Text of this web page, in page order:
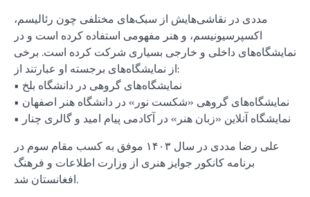
مددی در نقاشی‌هایش از سبک‌های مختلفی چون رئالیسم،
اکسپرسیونیسم، و هنر مفهومی استفاده کرده است و در
نمایشگاه‌های داخلی و خارجی بسیاری شرکت کرده است. برخی
از نمایشگاه‌های برجسته او عبارتند از:
• نمایشگاه‌های گروهی در دانشگاه بلخ
• نمایشگاه‌های گروهی «شکست نور» در دانشگاه هنر اصفهان
• نمایشگاه آنلاین «زبان هنر» در آکادمی پیام امید و گالری چنار
علی رضا مددی در سال ۱۴۰۳ موفق به کسب مقام سوم در
برنامه کانکور جوایز هنری از وزارت اطلاعات و فرهنگ
افغانستان شد.